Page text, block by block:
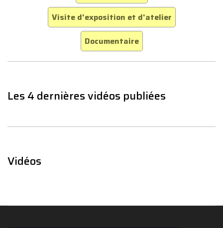
Visite d'exposition et d'atelier
Documentaire
Les 4 dernières vidéos publiées
Vidéos